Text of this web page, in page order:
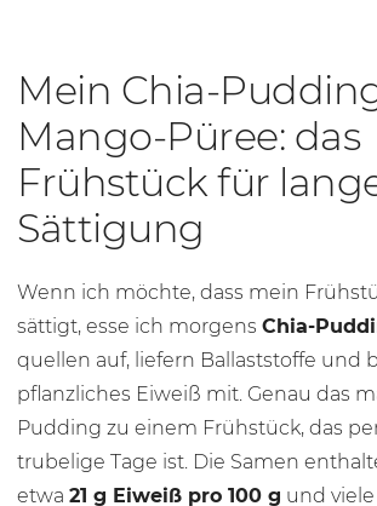
Mein Chia-
Mango-Püree: das
Frühstück für
Sättigung
Wenn ich möchte, dass mein
sättigt, esse ich morgens Chia-
quellen auf, liefern Ballaststoffe und
pflanzliches Eiweiß mit. Genau das
Pudding zu einem Frühstück, das
trubelige Tage ist. Die Samen
etwa 21 g Eiweiß pro 100 g und viele